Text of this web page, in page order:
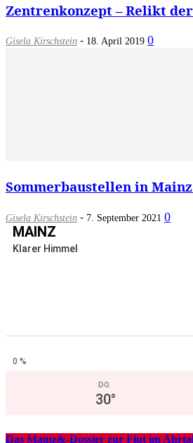
Zentrenkonzept – Relikt
Gisela Kirschstein - 18. April 2019 0
Sommerbaustellen in
Gisela Kirschstein - 7. September 2021 0
MAINZ
Klarer Himmel
0 %
DO.
30°
Das Mainz&-Dossier zur Flut im